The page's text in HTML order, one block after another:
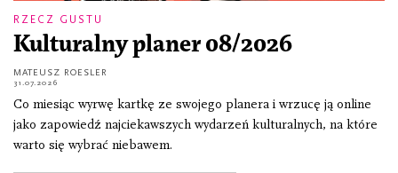
RZECZ GUSTU
Kulturalny planer 08/2026
MATEUSZ ROESLER
31.07.2026
Co miesiąc wyrwę kartkę ze swojego planera i wrzucę ją online
jako zapowiedź najciekawszych wydarzeń kulturalnych, na które
warto się wybrać niebawem.